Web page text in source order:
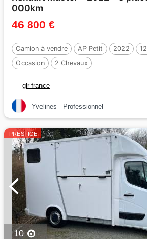
000km
46 800 €
Camion à vendre AP Petit 2022
Occasion
2 Chevaux
glr-france
Yvelines Professionnel
PRESTIGE
10